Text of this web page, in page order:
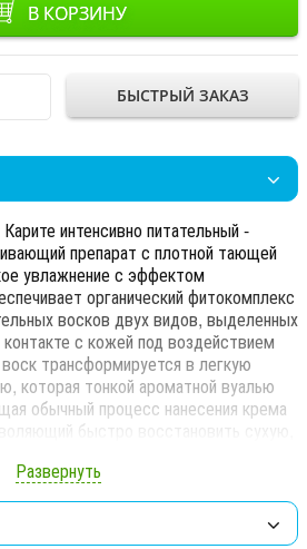
В КОРЗИНУ
БЫСТРЫЙ ЗАКАЗ
интенсивно питательный -
препарат с плотной тающей
увлажнение с эффектом
органический фитокомплекс
восков двух видов, выделенных
с кожей под воздействием
трансформируется в легкую
которая тонкой ароматной вуалью
обычный процесс нанесения крема
быстро восстановить сухую,
водорослей, входящий в состав
микрорельефа кожи,
ее, предупреждая
Активная минерализация
Развернуть